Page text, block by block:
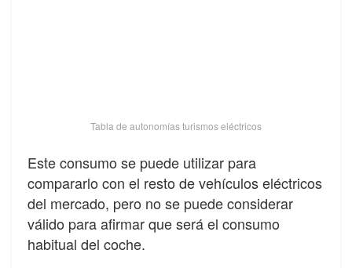
Tabla de autonomías turismos eléctricos
Este consumo se puede utilizar para
compararlo con el resto de vehículos eléctricos
del mercado, pero no se puede considerar
válido para afirmar que será el consumo
habitual del coche.